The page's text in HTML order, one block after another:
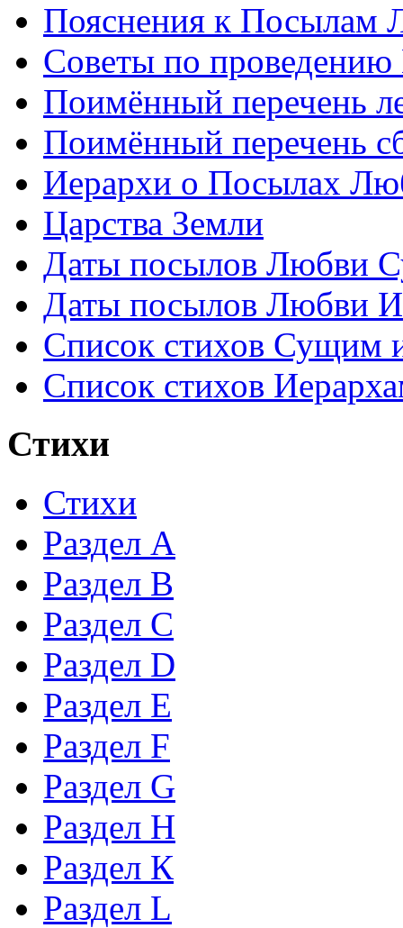
Пояснения к Посылам
Советы по
Поимённый перечень
Поимённый перечень
Иерархи о Посылах
Царства Земли
Даты посылов Любви
Даты посылов Любви
Список стихов Сущим
Список стихов
Стихи
Стихи
Раздел А
Раздел B
Раздел С
Раздел D
Раздел Е
Раздел F
Раздел G
Раздел H
Раздел К
Раздел L